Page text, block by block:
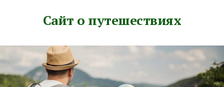
Сайт о путешествиях